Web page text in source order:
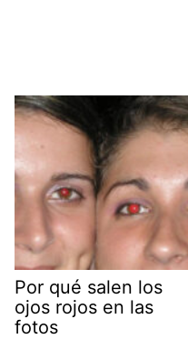
Por qué salen los
ojos rojos en las
fotos